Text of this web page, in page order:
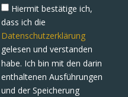
Hiermit bestätige ich,
dass ich die
Datenschutzerklärung
gelesen und verstanden
habe. Ich bin mit den darin
enthaltenen Ausführungen
und der Speicherung